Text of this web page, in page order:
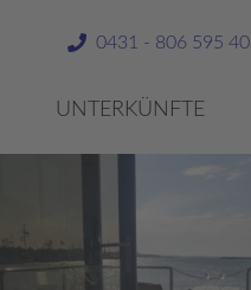
0431 - 806 595 40
UNTERKÜNFTE